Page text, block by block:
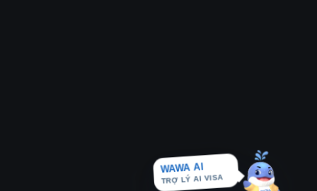
WAWA AI
TRỢ LÝ AI VISA